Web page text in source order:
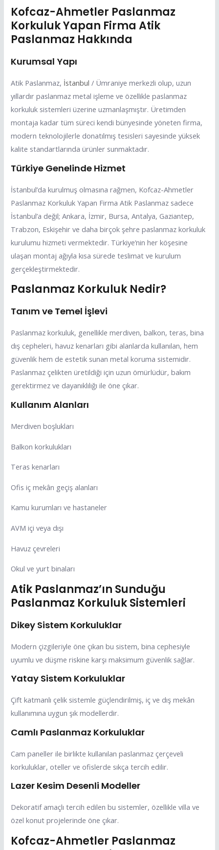
Kofcaz-Ahmetler Paslanmaz
Korkuluk Yapan Firma Atik
Paslanmaz Hakkında
Kurumsal Yapı
Atik Paslanmaz, İstanbul / Ümraniye merkezli olup, uzun
yıllardır paslanmaz metal işleme ve özellikle paslanmaz
korkuluk sistemleri üzerine uzmanlaşmıştır. Üretimden
montaja kadar tüm süreci kendi bünyesinde yöneten firma,
modern teknolojilerle donatılmış tesisleri sayesinde yüksek
kalite standartlarında ürünler sunmaktadır.
Türkiye Genelinde Hizmet
İstanbul’da kurulmuş olmasına rağmen, Kofcaz-Ahmetler
Paslanmaz Korkuluk Yapan Firma Atik Paslanmaz sadece
İstanbul’a değil; Ankara, İzmir, Bursa, Antalya, Gaziantep,
Trabzon, Eskişehir ve daha birçok şehre paslanmaz korkuluk
kurulumu hizmeti vermektedir. Türkiye’nin her köşesine
ulaşan montaj ağıyla kısa sürede teslimat ve kurulum
gerçekleştirmektedir.
Paslanmaz Korkuluk Nedir?
Tanım ve Temel İşlevi
Paslanmaz korkuluk, genellikle merdiven, balkon, teras, bina
dış cepheleri, havuz kenarları gibi alanlarda kullanılan, hem
güvenlik hem de estetik sunan metal koruma sistemidir.
Paslanmaz çelikten üretildiği için uzun ömürlüdür, bakım
gerektirmez ve dayanıklılığı ile öne çıkar.
Kullanım Alanları
Merdiven boşlukları
Balkon korkulukları
Teras kenarları
Ofis iç mekân geçiş alanları
Kamu kurumları ve hastaneler
AVM içi veya dışı
Havuz çevreleri
Okul ve yurt binaları
Atik Paslanmaz’ın Sunduğu
Paslanmaz Korkuluk Sistemleri
Dikey Sistem Korkuluklar
Modern çizgileriyle öne çıkan bu sistem, bina cephesiyle
uyumlu ve düşme riskine karşı maksimum güvenlik sağlar.
Yatay Sistem Korkuluklar
Çift katmanlı çelik sistemle güçlendirilmiş, iç ve dış mekân
kullanımına uygun şık modellerdir.
Camlı Paslanmaz Korkuluklar
Cam paneller ile birlikte kullanılan paslanmaz çerçeveli
korkuluklar, oteller ve ofislerde sıkça tercih edilir.
Lazer Kesim Desenli Modeller
Dekoratif amaçlı tercih edilen bu sistemler, özellikle villa ve
özel konut projelerinde öne çıkar.
Kofcaz-Ahmetler Paslanmaz